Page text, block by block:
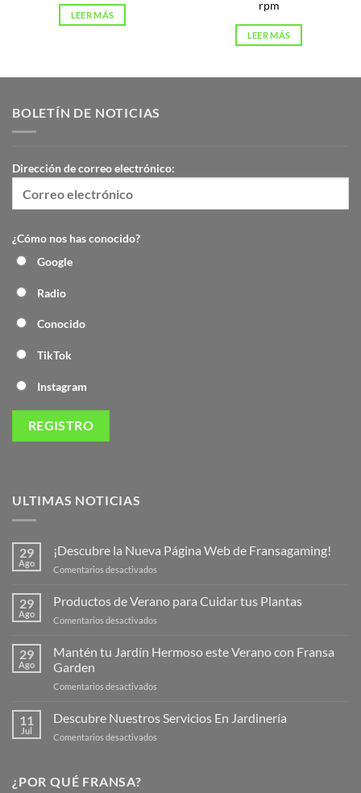
LEER MÁS
rpm
LEER MÁS
BOLETÍN DE NOTICIAS
Dirección de correo electrónico:
¿Cómo nos has conocido?
Google
Radio
Conocido
TikTok
Instagram
ULTIMAS NOTICIAS
29
Ago
¡Descubre la Nueva Página Web de Fransagaming!
Comentarios desactivados
Nueva
de
29
Ago
Productos de Verano para Cuidar tus Plantas
Comentarios desactivados
de
Verano
Plantas
29
Ago
Mantén tu Jardín Hermoso este Verano con Fransa
Garden
Comentarios desactivados
tu
Jardín
11
Jul
Descubre Nuestros Servicios En Jardinería
Comentarios desactivados
¿POR QUÉ FRANSA?